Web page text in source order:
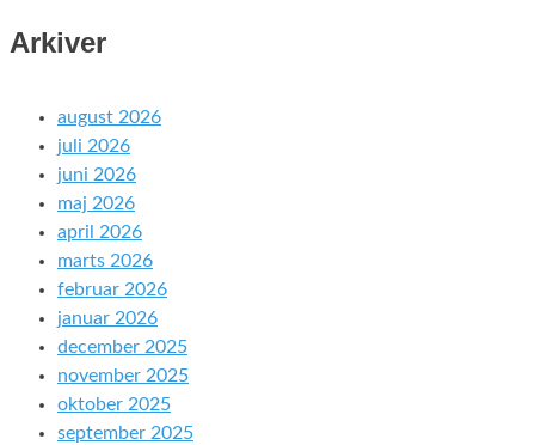
Arkiver
august 2026
juli 2026
juni 2026
maj 2026
april 2026
marts 2026
februar 2026
januar 2026
december 2025
november 2025
oktober 2025
september 2025